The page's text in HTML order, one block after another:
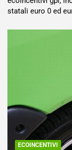
statali euro 0 ed
ECOINCENTIVI